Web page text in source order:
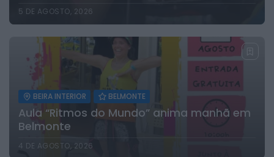
5 DE AGOSTO, 2026
BEIRA INTERIOR BELMONTE
Aula “Ritmos do Mundo” anima manhã em
Belmonte
4 DE AGOSTO, 2026